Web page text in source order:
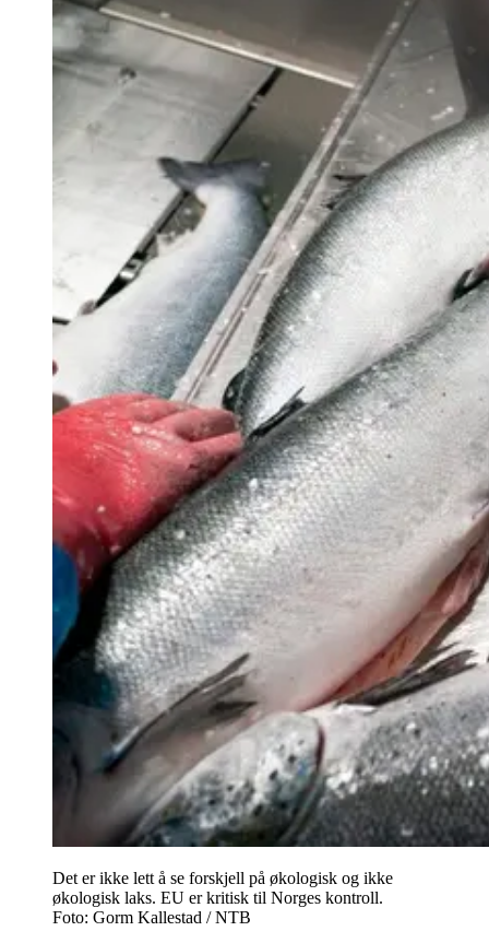
Det er ikke lett å se forskjell på økologisk og ikke
økologisk laks. EU er kritisk til Norges kontroll.
Foto: Gorm Kallestad / NTB